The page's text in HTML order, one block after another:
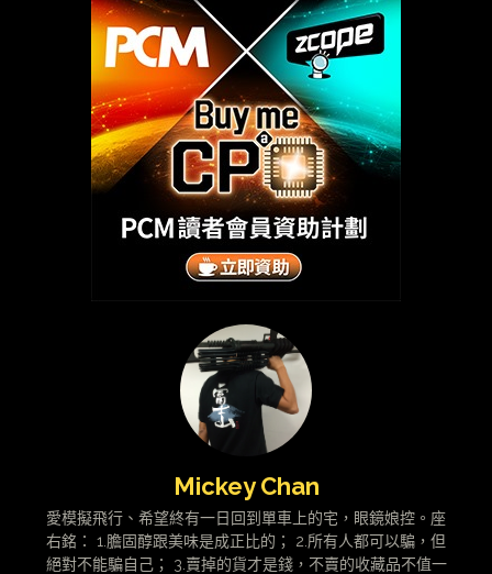
Mickey Chan
愛模擬飛行、希望終有一日回到單車上的宅，眼鏡娘控。座
右銘： 1.膽固醇跟美味是成正比的； 2.所有人都可以騙，但
絕對不能騙自己； 3.賣掉的貨才是錢，不賣的收藏品不值一